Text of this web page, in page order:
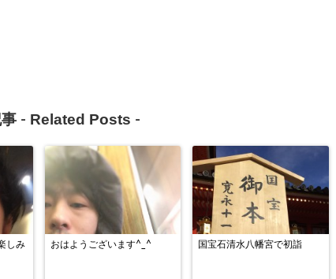
- Related Posts -
しみ おはようございます^_^ 国宝石清水八幡宮で初詣